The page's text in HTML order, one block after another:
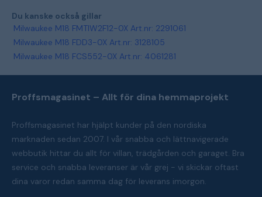
Du kanske också gillar
Milwaukee M18 FMTIW2F12-0X Art.nr: 2291061
Milwaukee M18 FDD3-0X Art.nr: 3128105
Milwaukee M18 FCS552-0X Art.nr: 4061281
Proffsmagasinet – Allt för dina hemmaprojekt
Proffsmagasinet har hjälpt kunder på den nordiska
marknaden sedan 2007. I vår snabba och lättnavigerade
webbutik hittar du allt för villan, trädgården och garaget. Bra
service och snabba leveranser är vår grej - vi skickar oftast
dina varor redan samma dag för leverans imorgon.